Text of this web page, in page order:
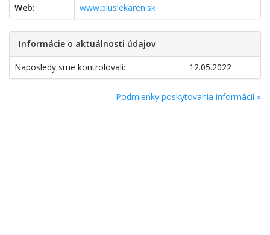
Web: www.pluslekaren.sk
Informácie o aktuálnosti údajov
Naposledy sme kontrolovali: 12.05.2022
Podmienky poskytovania informácií »